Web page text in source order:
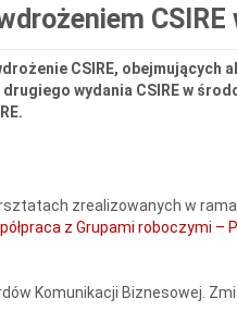
CSIRE
CSIRE, obejmujących
wydania CSIRE w
zrealizowanych w
z Grupami roboczymi –
Komunikacji Biznesowej.